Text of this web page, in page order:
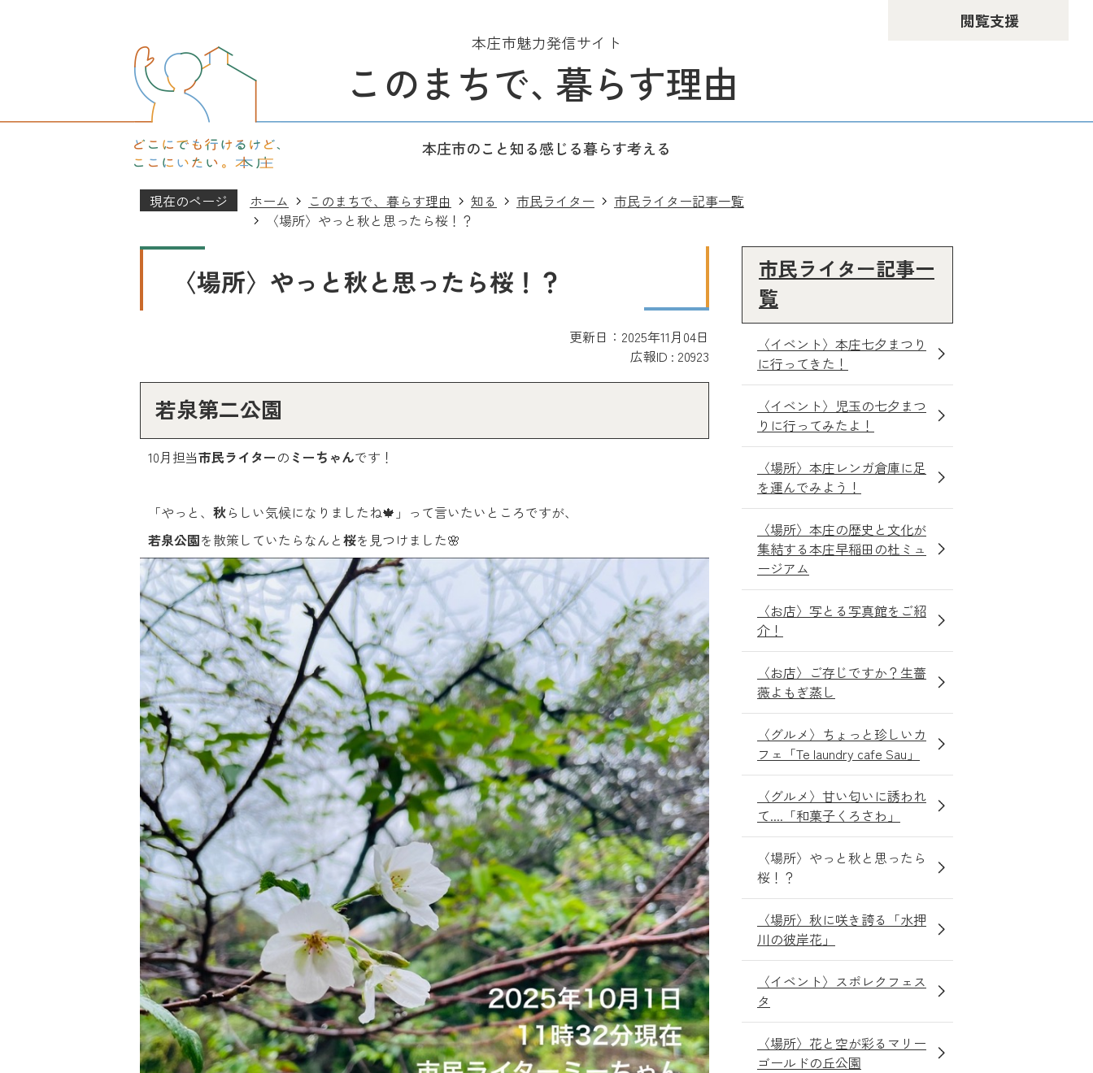
本庄市魅力発信サイト
このまちで、 暮らす理由
本庄市のこと知る感じる暮らす考える
閲覧支援
現在のページ ホーム このまちで、暮らす理由 知る 市民ライター
市民ライター記事一覧
〈場所〉やっと秋と思ったら桜！？
〈場所〉やっと秋と思ったら桜！？
更新日：2025年11月04日
広報ID : 20923
若泉第二公園
10月担当市民ライターの ミーちゃんです！
「やっと、 秋らしい気候になりましたね🍁」って言いたいところですが、
若泉公園を散策していたらなんと桜を見つけました🌸
市民ライター記事一
覧
〈イベント〉本庄七夕まつり
に行ってきた！
〈イベント〉児玉の七夕まつ
りに行ってみたよ！
〈場所〉本庄レンガ倉庫に足
を運んでみよう！
〈場所〉本庄の歴史と文化が
集結する本庄早稲田の杜ミュ
ージアム
〈お店〉写とる写真館をご紹
介！
〈お店〉ご存じですか？生薔
薇よもぎ蒸し
〈グルメ〉ちょっと珍しいカ
フェ「Te laundry cafe Sau」
〈グルメ〉甘い匂いに誘われ
て....「和菓子くろさわ」
〈場所〉やっと秋と思ったら
桜！？
〈場所〉秋に咲き誇る「水押
川の彼岸花」
〈イベント〉スポレクフェス
タ
〈場所〉花と空が彩るマリー
ゴールドの丘公園